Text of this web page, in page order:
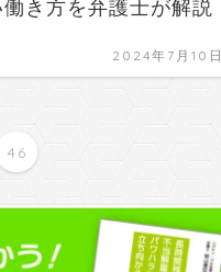
き方を弁護士が解説
2024年7月10日
46